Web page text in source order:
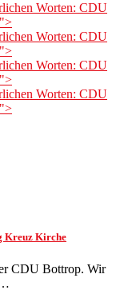
Worten: CDU
Worten: CDU
Worten: CDU
Worten: CDU
Kreuz Kirche
CDU Bottrop. Wir